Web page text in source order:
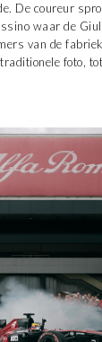
De coureur
waar de
van de
foto,